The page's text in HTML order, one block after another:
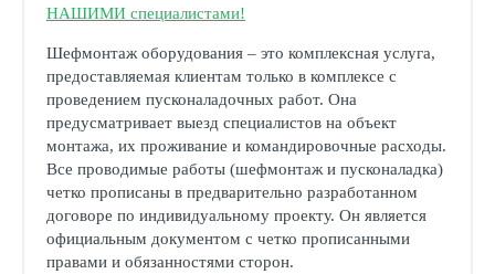
НАШИМИ специалистами!
Шефмонтаж оборудования – это комплексная услуга,
предоставляемая клиентам только в комплексе с
проведением пусконаладочных работ. Она
предусматривает выезд специалистов на объект
монтажа, их проживание и командировочные расходы.
Все проводимые работы (шефмонтаж и пусконаладка)
четко прописаны в предварительно разработанном
договоре по индивидуальному проекту. Он является
официальным документом с четко прописанными
правами и обязанностями сторон.